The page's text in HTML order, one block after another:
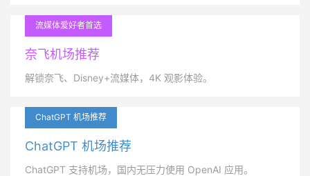
流媒体爱好者首选
奈飞机场推荐
解锁奈飞、Disney+流媒体，4K 观影体验。
ChatGPT 机场推荐
ChatGPT 机场推荐
ChatGPT 支持机场，国内无压力使用 OpenAI 应用。